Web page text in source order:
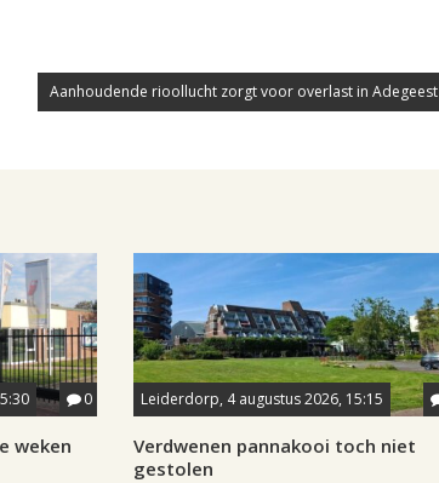
Aanhoudende rioollucht zorgt voor overlast in Adegeest
0
weken
Leiderdorp, 4 augustus 2026, 15:15
Verdwenen pannakooi toch niet
gestolen